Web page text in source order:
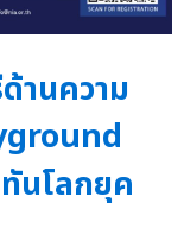
านความ
นโลกยุค